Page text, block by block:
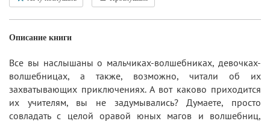
Описание книги
Все вы наслышаны о мальчиках-волшебниках, девочках-
волшебницах, а также, возможно, читали об их
захватывающих приключениях. А вот каково приходится
их учителям, вы не задумывались? Думаете, просто
совладать с целой оравой юных магов и волшебниц,